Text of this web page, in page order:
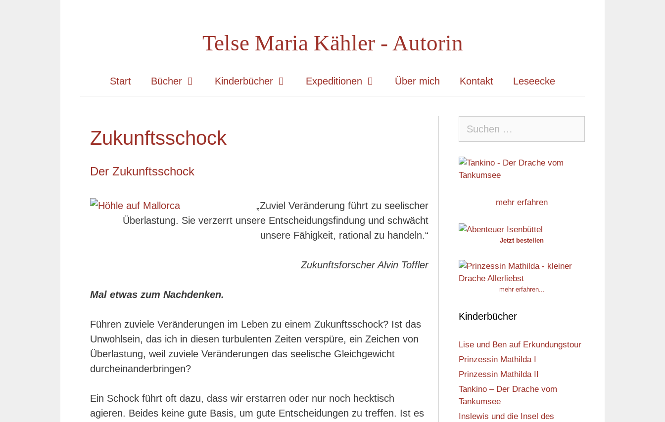
Telse Maria Kähler - Autorin
Start Bücher Kinderbücher Expeditionen Über mich Kontakt Leseecke
Zukunftsschock
Der Zukunftsschock
„Zuviel Veränderung führt zu seelischer
Überlastung. Sie verzerrt unsere Entscheidungsfindung und schwächt
unsere Fähigkeit, rational zu handeln.“
Zukunftsforscher Alvin Toffler
Mal etwas zum Nachdenken.
Führen zuviele Veränderungen im Leben zu einem Zukunftsschock? Ist das
Unwohlsein, das ich in diesen turbulenten Zeiten verspüre, ein Zeichen von
Überlastung, weil zuviele Veränderungen das seelische Gleichgewicht
durcheinanderbringen?
Ein Schock führt oft dazu, dass wir erstarren oder nur noch hecktisch
agieren. Beides keine gute Basis, um gute Entscheidungen zu treffen. Ist es
nach:
mehr erfahren
Jetzt bestellen
mehr erfahren...
Kinderbücher
Lise und Ben auf Erkundungstour
Prinzessin Mathilda I
Prinzessin Mathilda II
Tankino – Der Drache vom
Tankumsee
Inslewis und die Insel des